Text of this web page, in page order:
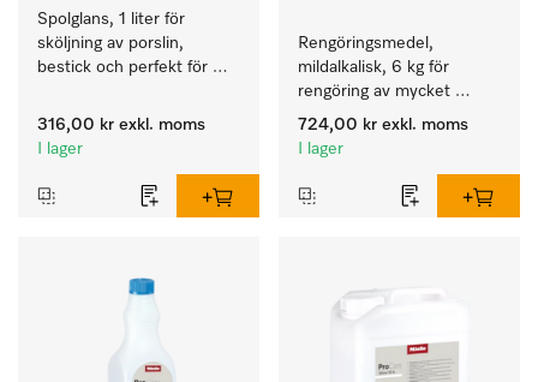
Spolglans, 1 liter för
sköljning av porslin,
bestick och perfekt för
316,00 kr exkl. moms
I lager
Rengöringsmedel,
mildalkalisk, 6 kg för
rengöring av mycket
smutsigt porslin, bestick
och glas.
724,00 kr exkl. moms
I lager